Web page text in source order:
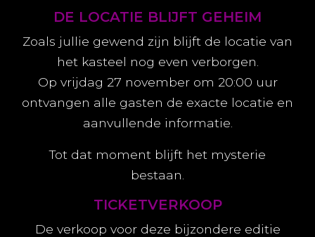
DE LOCATIE BLIJFT GEHEIM
Zoals jullie gewend zijn blijft de locatie van
het kasteel nog even verborgen.
Op vrijdag 27 november om 20:00 uur
ontvangen alle gasten de exacte locatie en
aanvullende informatie.
Tot dat moment blijft het mysterie
bestaan.
TICKETVERKOOP
De verkoop voor deze bijzondere editie